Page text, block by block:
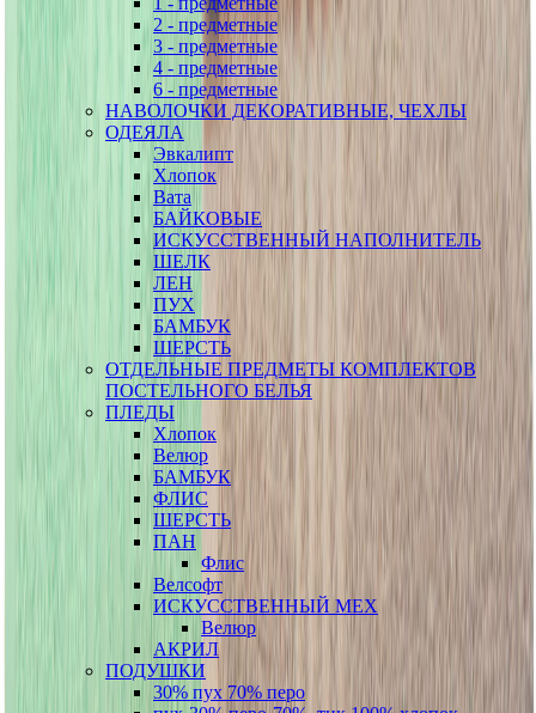
2 - предметные
3 - предметные
4 - предметные
6 - предметные
НАВОЛОЧКИ ДЕКОРАТИВНЫЕ, ЧЕХЛЫ
ОДЕЯЛА
Эвкалипт
Хлопок
Вата
БАЙКОВЫЕ
ИСКУССТВЕННЫЙ НАПОЛНИТЕЛЬ
ШЕЛК
ЛЕН
ПУХ
БАМБУК
ШЕРСТЬ
ОТДЕЛЬНЫЕ ПРЕДМЕТЫ КОМПЛЕКТОВ
ПОСТЕЛЬНОГО БЕЛЬЯ
ПЛЕДЫ
Хлопок
Велюр
БАМБУК
ФЛИС
ШЕРСТЬ
ПАН
Флис
Велсофт
ИСКУССТВЕННЫЙ МЕХ
Велюр
АКРИЛ
ПОДУШКИ
30% пух 70% перо